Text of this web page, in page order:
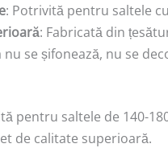
: Potrivită pentru saltele
: Fabricată din
nu se șifonează, nu se
pentru saltele de 140-
de calitate superioară.